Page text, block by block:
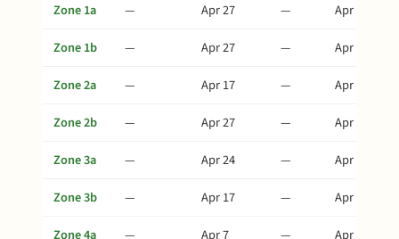
Zone 1a — Apr 27 —
Apr 27
Zone 1b
— Apr 27 —
Apr 27
Zone 2a
— Apr 17 —
Apr 17
Zone 2b
— Apr 27 —
Apr 27
Zone 3a
— Apr 24 —
Apr 24
Zone 3b
— Apr 17 —
Apr 17
Zone 4a
— Apr 7 —
Apr 7